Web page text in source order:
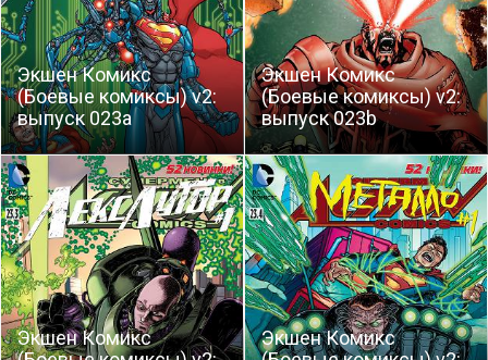
Экшен Комикс
(Боевые комиксы) v2:
выпуск 023a
Экшен Комикс
(Боевые комиксы) v2:
выпуск 023b
Экшен Комикс
Экшен Комикс